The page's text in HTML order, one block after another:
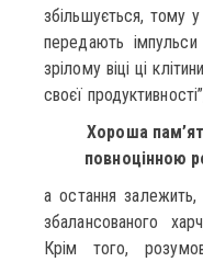
збільшується, тому
передають
зрілому віці ці
своєї
Хороша
повноцінною
а остання
збалансованого
Крім того,